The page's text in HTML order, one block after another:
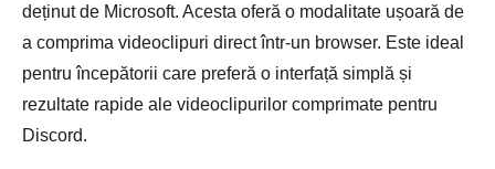
deținut de Microsoft. Acesta oferă o modalitate ușoară de
a comprima videoclipuri direct într-un browser. Este ideal
pentru începătorii care preferă o interfață simplă și
rezultate rapide ale videoclipurilor comprimate pentru
Discord.